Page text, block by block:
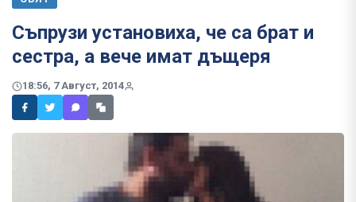
Съпрузи установиха, че са брат и
сестра, а вече имат дъщеря
18:56, 7 Август, 2014